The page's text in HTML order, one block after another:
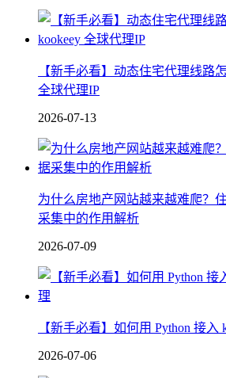
【新手必看】动态住宅代理线
全球代理IP
2026-07-13
为什么房地产网站越来越难爬？
采集中的作用解析
2026-07-09
【新手必看】如何用 Python 接入
2026-07-06